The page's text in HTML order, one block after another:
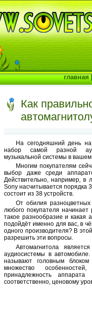
Как
На сегодняшний день
набор самой разной
музыкальной системы в
Многим покупателям
выбор даже среди
Действительно, например, в
Sony насчитывается порядка
состоит из 38 устройств.
От обилия
любого покупателя
такое разнообразие и какая
подойдёт именно для вас, в
одного производителя? В
разрешить эти вопросы.
Автомагнитола
аудиосистемы в
называют головным
множество
принадлежность
соответственно, ценовому
главная